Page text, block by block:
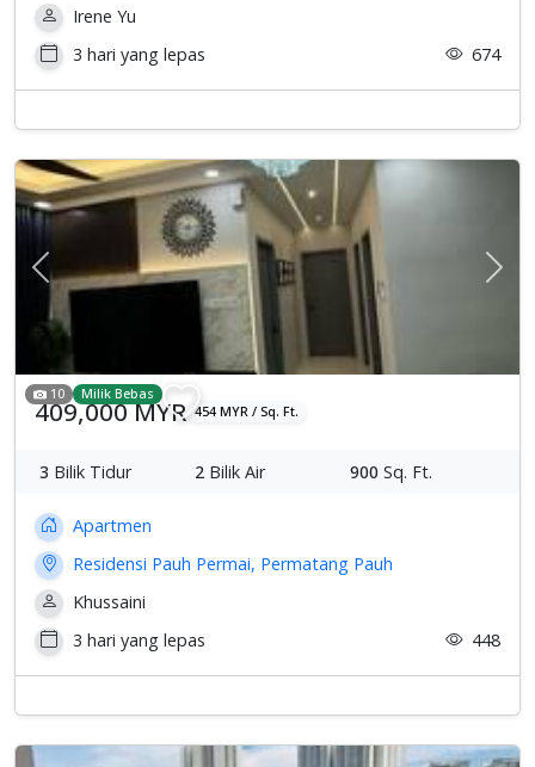
Irene Yu
3 hari yang lepas
674
Previous
10 Milik Bebas
409,000 MYR 454 MYR / Sq. Ft.
3 Bilik Tidur 2 Bilik Air 900 Sq. Ft.
Apartmen
Residensi Pauh Permai, Permatang Pauh
Khussaini
3 hari yang lepas
448